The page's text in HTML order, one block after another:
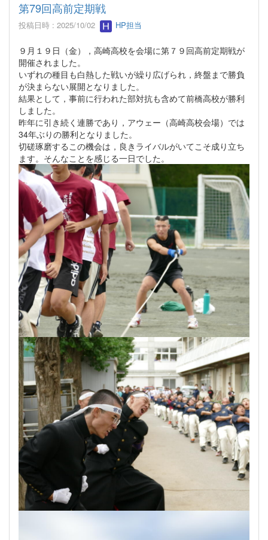
第79回高前定期戦
投稿日時 : 2025/10/02 HP担当
９月１９日（金），高崎高校を会場に第７９回高前定期戦が
開催されました。
いずれの種目も白熱した戦いが繰り広げられ，終盤まで勝負
が決まらない展開となりました。
結果として，事前に行われた部対抗も含めて前橋高校が勝利
しました。
昨年に引き続く連勝であり，アウェー（高崎高校会場）では
34年ぶりの勝利となりました。
切磋琢磨するこの機会は，良きライバルがいてこそ成り立ち
ます。そんなことを感じる一日でした。